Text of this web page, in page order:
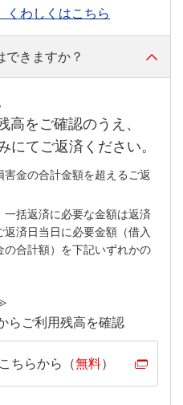
くわしくはこちら
できますか？
高をご確認のうえ、
にてご返済ください。
金の合計金額を超えるご返
括返済に必要な金額は返済
済日当日に必要金額（借入
合計額）を下記いずれかの
らご利用残高を確認
ちらから（無料）